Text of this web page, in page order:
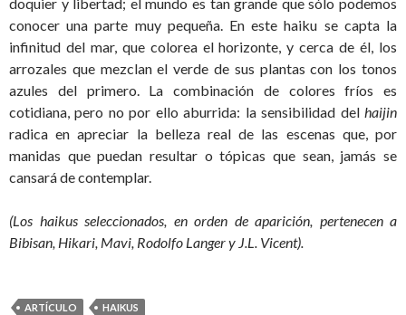
conocer una parte muy pequeña. En este haiku se capta la
infinitud del mar, que colorea el horizonte, y cerca de él, los
arrozales que mezclan el verde de sus plantas con los tonos
azules del primero. La combinación de colores fríos es
cotidiana, pero no por ello aburrida: la sensibilidad del haijin
radica en apreciar la belleza real de las escenas que, por
manidas que puedan resultar o tópicas que sean, jamás se
cansará de contemplar.
(Los haikus seleccionados, en orden de aparición, pertenecen a
Bibisan, Hikari, Mavi, Rodolfo Langer y J.L. Vicent).
ARTÍCULO HAIKUS